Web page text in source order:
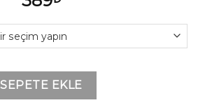
SEPETE EKLE